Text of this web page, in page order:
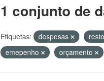
1 conjunto de
Etiquetas: despesas
emepenho
orçamento